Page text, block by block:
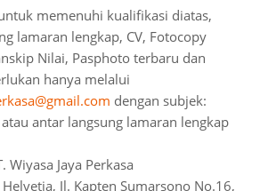
memenuhi kualifikasi diatas,
lamaran lengkap, CV, Fotocopy
Nilai, Pasphoto terbaru dan
hanya melalui
dengan subjek:
antar langsung lamaran lengkap
Wiyasa Jaya Perkasa
Jl. Kapten Sumarsono No.16,